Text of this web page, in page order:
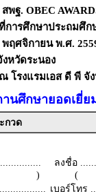
พฐ. OBEC
การศึกษาประถมศึก
พฤศจิกายน พ.ศ.
หวัดระนอง
โรงแรมเอส ดี พี จั
นศึกษายอดเยี่ย
กวด
ลงชื่อ
เบอร์โทร